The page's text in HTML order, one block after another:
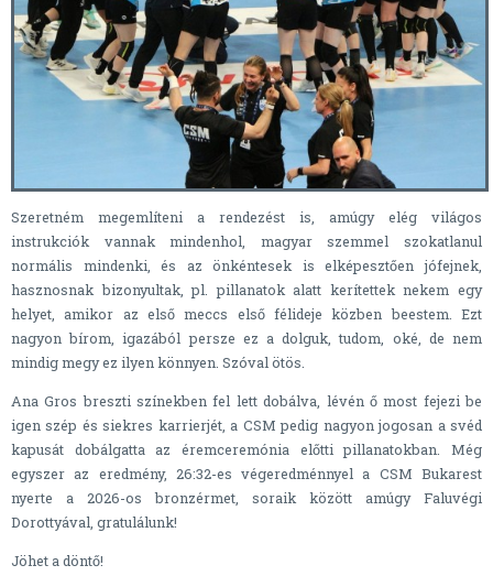
Szeretném megemlíteni a rendezést is, amúgy elég világos
instrukciók vannak mindenhol, magyar szemmel szokatlanul
normális mindenki, és az önkéntesek is elképesztően jófejnek,
hasznosnak bizonyultak, pl. pillanatok alatt kerítettek nekem egy
helyet, amikor az első meccs első félideje közben beestem. Ezt
nagyon bírom, igazából persze ez a dolguk, tudom, oké, de nem
mindig megy ez ilyen könnyen. Szóval ötös.
Ana Gros breszti színekben fel lett dobálva, lévén ő most fejezi be
igen szép és siekres karrierjét, a CSM pedig nagyon jogosan a svéd
kapusát dobálgatta az éremceremónia előtti pillanatokban. Még
egyszer az eredmény, 26:32-es végeredménnyel a CSM Bukarest
nyerte a 2026-os bronzérmet, soraik között amúgy Faluvégi
Dorottyával, gratulálunk!
Jöhet a döntő!